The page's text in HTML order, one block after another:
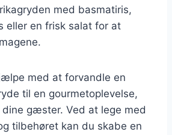
med basmatiris,
eller en frisk salat for at
med at forvandle en
til en gourmetoplevelse,
dine gæster. Ved at lege med
tilbehøret kan du skabe en